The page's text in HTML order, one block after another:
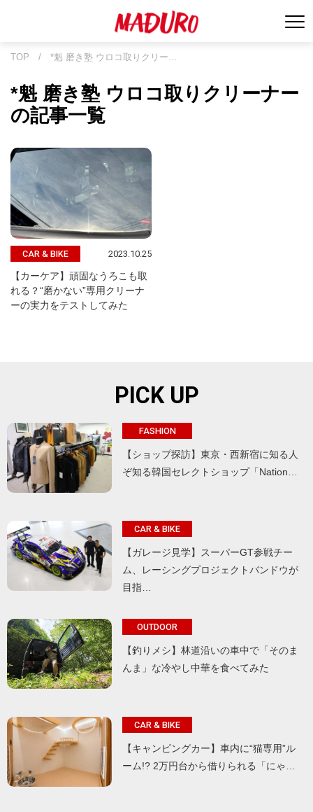
TOP / *魁 磨き塾 ウロコ取りクリー…
*魁 磨き塾 ウロコ取りクリーナー
の記事一覧
CAR & BIKE 2023.10.25
【カーケア】頑固なうろこも取
れる？“磨かない”専用クリーナ
ーの実力をテストしてみた
PICK UP
FASHION
【ショップ探訪】東京・西新宿に知る人
ぞ知る韓国セレクトショップ「Nation…
CAR & BIKE
【ガレージ見学】スーパーGT参戦チー
ム、レーシングプロジェクトバンドウが
目指…
OUTDOOR
【釣りメシ】林道沿いの車中で「そのま
んま」な冷やし中華を食べてみた
CAR & BIKE
【キャンピングカー】車内に“猫専用”ル
ーム!? 2万円台から借りられる「にゃ…